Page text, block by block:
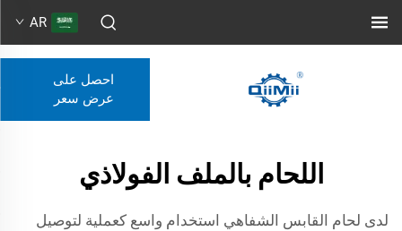
AR
احصل على
عرض سعر
اللحام بالملف الفولاذي
لدى لحام القابس الشفاهي استخدام واسع كعملية لتوصيل